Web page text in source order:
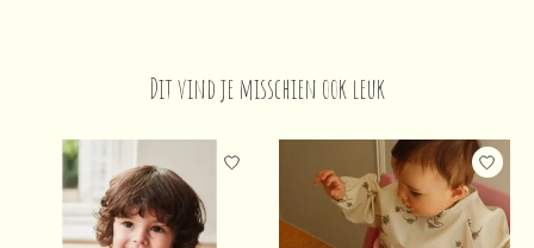
Dit vind je misschien ook leuk
Items van productcarrousel